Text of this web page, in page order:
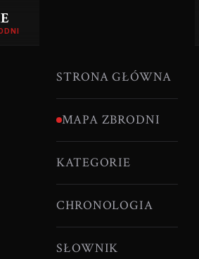
STRONA GŁÓWNA
MAPA ZBRODNI
KATEGORIE
CHRONOLOGIA
SŁOWNIK